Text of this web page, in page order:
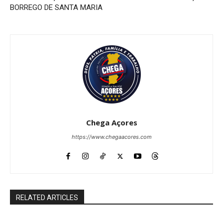
BORREGO DE SANTA MARIA
Chega Açores
https://www.chegaacores.com
RELATED ARTICLES